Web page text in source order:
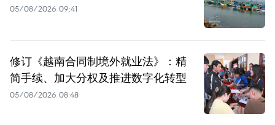
05/08/2026 09:41
修订《越南合同制境外就业法》：精
简手续、加大分权及推进数字化转型
05/08/2026 08:48